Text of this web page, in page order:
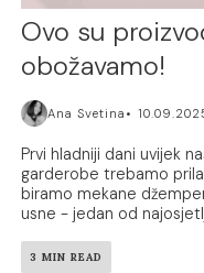
Ovo su
obožavamo!
Ana Svetina
Prvi hladniji dani uvijek
garderobe trebamo
biramo mekane
usne - jedan od
3 MIN READ